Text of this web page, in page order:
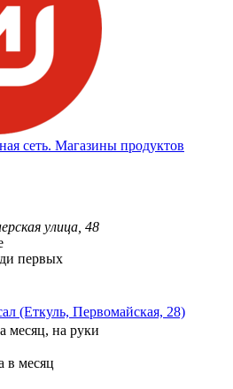
сеть. Магазины продуктов
улица, 48
первых
(Еткуль, Первомайская, 28)
месяц, на руки
в месяц